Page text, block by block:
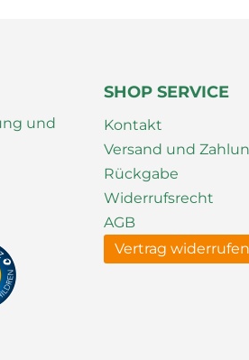
und
SHOP SERVICE
Kontakt
Versand und
Rückgabe
Widerrufsrecht
AGB
Vertrag widerrufen